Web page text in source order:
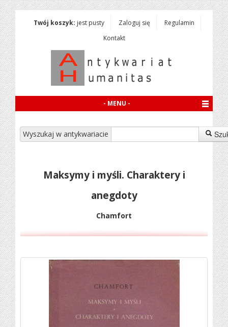
Twój koszyk: jest pusty Zaloguj się
Regulamin
Kontakt
- MENU -
Wyszukaj w antykwariacie
Maksymy i myśli. Charaktery i
anegdoty
Chamfort